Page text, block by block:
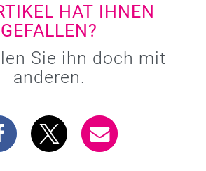
HAT IHNEN
GEFALLEN?
Sie ihn doch mit
anderen.